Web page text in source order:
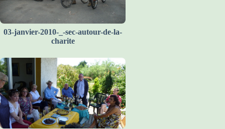
03-janvier-2010-_-sec-autour-de-la-
charite